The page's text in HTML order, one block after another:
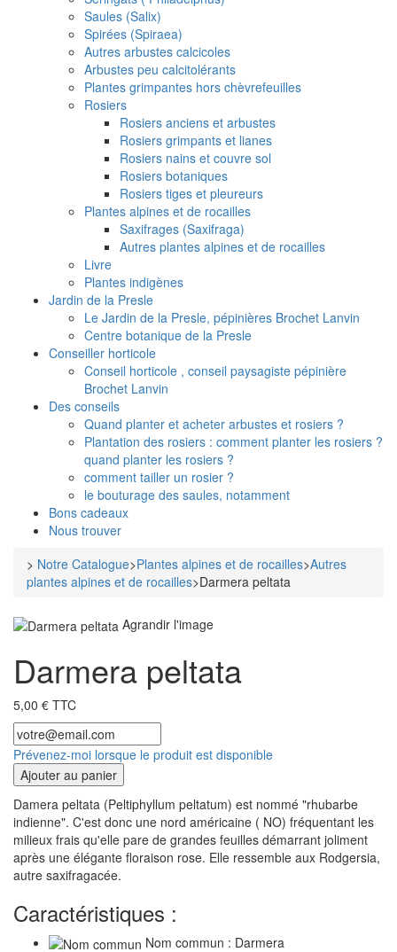
Saules (Salix)
Spirées (Spiraea)
Autres arbustes calcicoles
Arbustes peu calcitolérants
Plantes grimpantes hors chèvrefeuilles
Rosiers
Rosiers anciens et arbustes
Rosiers grimpants et lianes
Rosiers nains et couvre sol
Rosiers botaniques
Rosiers tiges et pleureurs
Plantes alpines et de rocailles
Saxifrages (Saxifraga)
Autres plantes alpines et de rocailles
Livre
Plantes indigènes
Jardin de la Presle
Le Jardin de la Presle, pépinières Brochet Lanvin
Centre botanique de la Presle
Conseiller horticole
Conseil horticole , conseil paysagiste pépinière
Brochet Lanvin
Des conseils
Quand planter et acheter arbustes et rosiers ?
Plantation des rosiers : comment planter les rosiers ?
quand planter les rosiers ?
comment tailler un rosier ?
le bouturage des saules, notamment
Bons cadeaux
Nous trouver
> Notre Catalogue>Plantes alpines et de rocailles>Autres
plantes alpines et de rocailles>Darmera peltata
Agrandir l'image
Darmera peltata
5,00 € TTC
Prévenez-moi lorsque le produit est disponible
Ajouter au panier
Damera peltata (Peltiphyllum peltatum) est nommé "rhubarbe
indienne". C'est donc une nord américaine ( NO) fréquentant les
milieux frais qu'elle pare de grandes feuilles démarrant joliment
après une élégante floraison rose. Elle ressemble aux Rodgersia,
autre saxifragacée.
Caractéristiques :
Nom commun : Darmera